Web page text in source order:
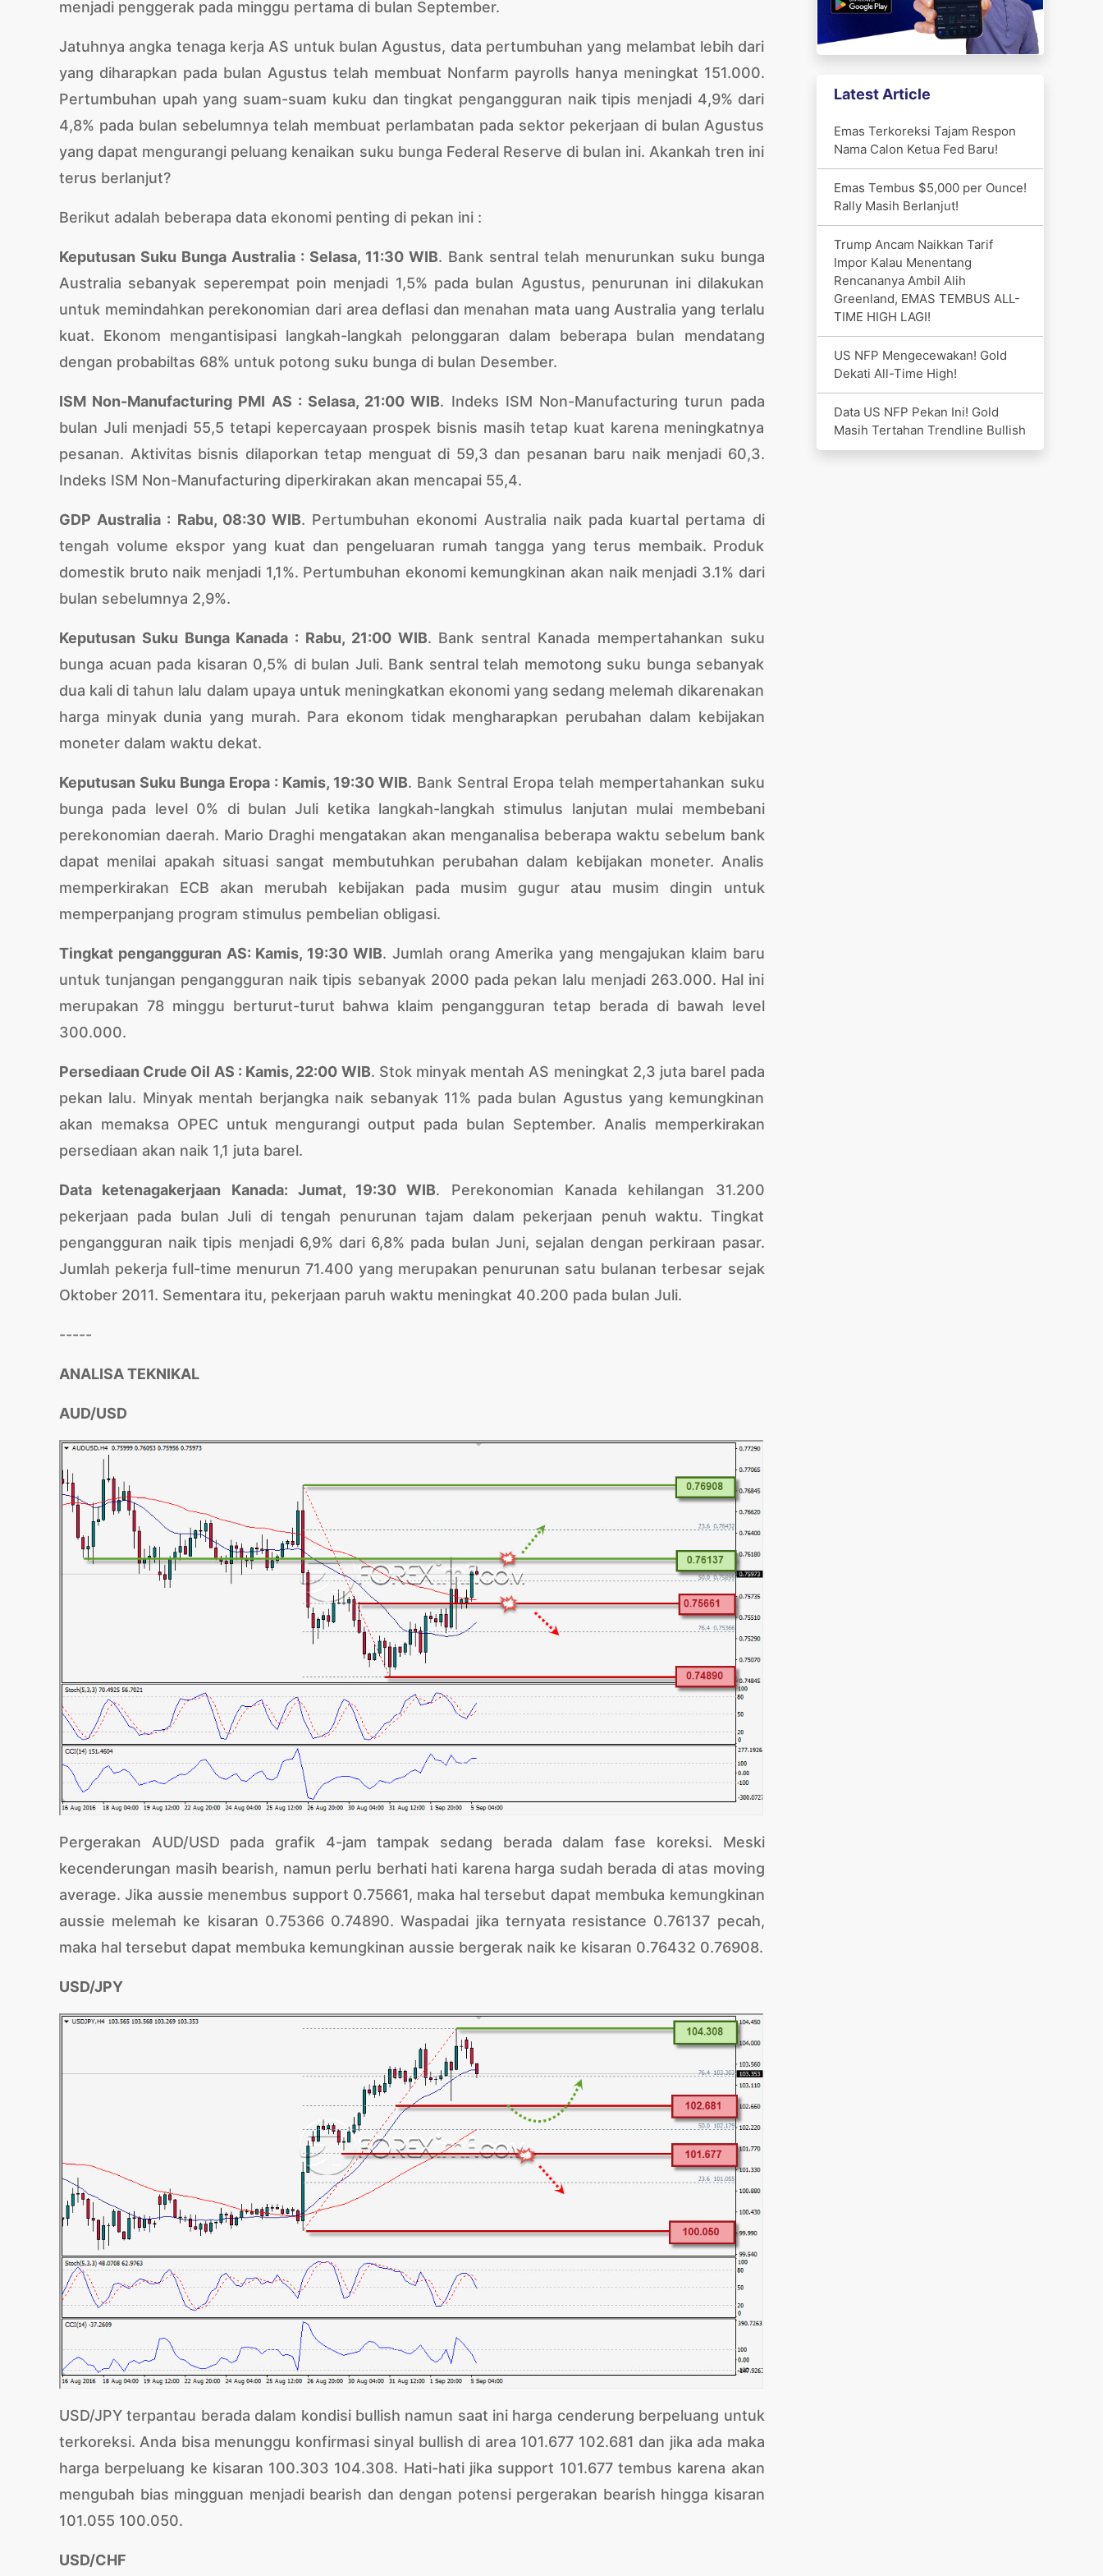
menjadi penggerak pada minggu pertama di bulan September.
Jatuhnya angka tenaga kerja AS untuk bulan Agustus, data pertumbuhan yang melambat lebih dari
yang diharapkan pada bulan Agustus telah membuat Nonfarm payrolls hanya meningkat 151.000.
Pertumbuhan upah yang suam-suam kuku dan tingkat pengangguran naik tipis menjadi 4,9% dari
4,8% pada bulan sebelumnya telah membuat perlambatan pada sektor pekerjaan di bulan Agustus
yang dapat mengurangi peluang kenaikan suku bunga Federal Reserve di bulan ini. Akankah tren ini
terus berlanjut?
Berikut adalah beberapa data ekonomi penting di pekan ini :
Keputusan Suku Bunga Australia : Selasa, 11:30 WIB. Bank sentral telah menurunkan suku bunga
Australia sebanyak seperempat poin menjadi 1,5% pada bulan Agustus, penurunan ini dilakukan
untuk memindahkan perekonomian dari area deflasi dan menahan mata uang Australia yang terlalu
kuat. Ekonom mengantisipasi langkah-langkah pelonggaran dalam beberapa bulan mendatang
dengan probabiltas 68% untuk potong suku bunga di bulan Desember.
ISM Non-Manufacturing PMI AS : Selasa, 21:00 WIB. Indeks ISM Non-Manufacturing turun pada
bulan Juli menjadi 55,5 tetapi kepercayaan prospek bisnis masih tetap kuat karena meningkatnya
pesanan. Aktivitas bisnis dilaporkan tetap menguat di 59,3 dan pesanan baru naik menjadi 60,3.
Indeks ISM Non-Manufacturing diperkirakan akan mencapai 55,4.
GDP Australia : Rabu, 08:30 WIB. Pertumbuhan ekonomi Australia naik pada kuartal pertama di
tengah volume ekspor yang kuat dan pengeluaran rumah tangga yang terus membaik. Produk
domestik bruto naik menjadi 1,1%. Pertumbuhan ekonomi kemungkinan akan naik menjadi 3.1% dari
bulan sebelumnya 2,9%.
Keputusan Suku Bunga Kanada : Rabu, 21:00 WIB. Bank sentral Kanada mempertahankan suku
bunga acuan pada kisaran 0,5% di bulan Juli. Bank sentral telah memotong suku bunga sebanyak
dua kali di tahun lalu dalam upaya untuk meningkatkan ekonomi yang sedang melemah dikarenakan
harga minyak dunia yang murah. Para ekonom tidak mengharapkan perubahan dalam kebijakan
moneter dalam waktu dekat.
Keputusan Suku Bunga Eropa : Kamis, 19:30 WIB. Bank Sentral Eropa telah mempertahankan suku
bunga pada level 0% di bulan Juli ketika langkah-langkah stimulus lanjutan mulai membebani
perekonomian daerah. Mario Draghi mengatakan akan menganalisa beberapa waktu sebelum bank
dapat menilai apakah situasi sangat membutuhkan perubahan dalam kebijakan moneter. Analis
memperkirakan ECB akan merubah kebijakan pada musim gugur atau musim dingin untuk
memperpanjang program stimulus pembelian obligasi.
Tingkat pengangguran AS: Kamis, 19:30 WIB. Jumlah orang Amerika yang mengajukan klaim baru
untuk tunjangan pengangguran naik tipis sebanyak 2000 pada pekan lalu menjadi 263.000. Hal ini
merupakan 78 minggu berturut-turut bahwa klaim pengangguran tetap berada di bawah level
300.000.
Persediaan Crude Oil AS : Kamis, 22:00 WIB. Stok minyak mentah AS meningkat 2,3 juta barel pada
pekan lalu. Minyak mentah berjangka naik sebanyak 11% pada bulan Agustus yang kemungkinan
akan memaksa OPEC untuk mengurangi output pada bulan September. Analis memperkirakan
persediaan akan naik 1,1 juta barel.
Data ketenagakerjaan Kanada: Jumat, 19:30 WIB. Perekonomian Kanada kehilangan 31.200
pekerjaan pada bulan Juli di tengah penurunan tajam dalam pekerjaan penuh waktu. Tingkat
pengangguran naik tipis menjadi 6,9% dari 6,8% pada bulan Juni, sejalan dengan perkiraan pasar.
Jumlah pekerja full-time menurun 71.400 yang merupakan penurunan satu bulanan terbesar sejak
Oktober 2011. Sementara itu, pekerjaan paruh waktu meningkat 40.200 pada bulan Juli.
-----
ANALISA TEKNIKAL
AUD/USD
Pergerakan AUD/USD pada grafik 4-jam tampak sedang berada dalam fase koreksi. Meski
kecenderungan masih bearish, namun perlu berhati hati karena harga sudah berada di atas moving
average. Jika aussie menembus support 0.75661, maka hal tersebut dapat membuka kemungkinan
aussie melemah ke kisaran 0.75366 0.74890. Waspadai jika ternyata resistance 0.76137 pecah,
maka hal tersebut dapat membuka kemungkinan aussie bergerak naik ke kisaran 0.76432 0.76908.
USD/JPY
USD/JPY terpantau berada dalam kondisi bullish namun saat ini harga cenderung berpeluang untuk
terkoreksi. Anda bisa menunggu konfirmasi sinyal bullish di area 101.677 102.681 dan jika ada maka
harga berpeluang ke kisaran 100.303 104.308. Hati-hati jika support 101.677 tembus karena akan
mengubah bias mingguan menjadi bearish dan dengan potensi pergerakan bearish hingga kisaran
101.055 100.050.
USD/CHF
Latest Article
Emas Terkoreksi Tajam Respon
Nama Calon Ketua Fed Baru!
Emas Tembus $5,000 per Ounce!
Rally Masih Berlanjut!
Trump Ancam Naikkan Tarif
Impor Kalau Menentang
Rencananya Ambil Alih
Greenland, EMAS TEMBUS ALL-
TIME HIGH LAGI!
US NFP Mengecewakan! Gold
Dekati All-Time High!
Data US NFP Pekan Ini! Gold
Masih Tertahan Trendline Bullish